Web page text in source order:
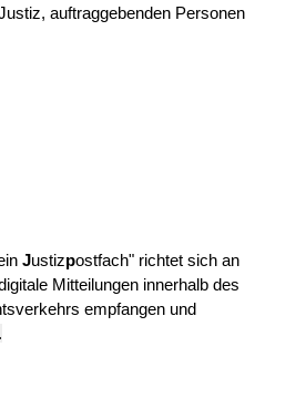
auftraggebenden Personen
Justizpostfach" richtet sich an
Mitteilungen innerhalb des
empfangen und
.